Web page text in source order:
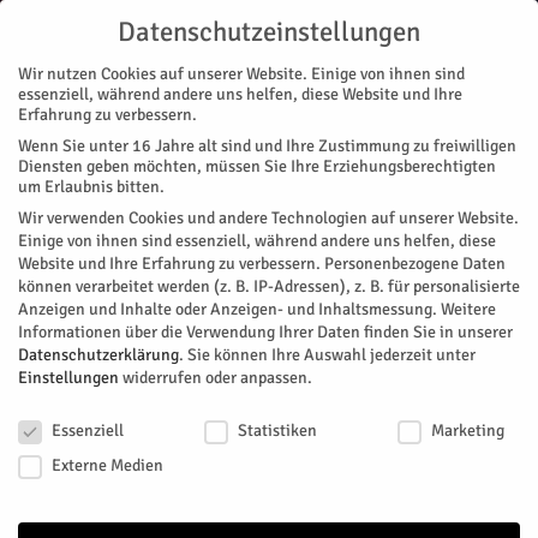
Start Magazin Geschichte/n #2021JLID
MAGAZIN GESCHICHTE/N
#2021JLID
In den „neuen“ preußischen Städten Jülich und Opladen
entwickelten sich im 19. Jahrhundert prosperierende jüdische
Gemeinden. Sie prägten die städtische Entwicklung mit und
fanden durch den Holocaust ihr grausames Ende.
VonGuido von Büren März 16, 2021 163
Facebook
Datenschutzeinstellungen
Wir nutzen Cookies auf unserer Website. Einige von ihnen sind
essenziell, während andere uns helfen, diese Website und Ihre
Erfahrung zu verbessern.
Wenn Sie unter 16 Jahre alt sind und Ihre Zustimmung zu freiwilligen
Diensten geben möchten, müssen Sie Ihre Erziehungsberechtigten
um Erlaubnis bitten.
Wir verwenden Cookies und andere Technologien auf unserer Website.
Einige von ihnen sind essenziell, während andere uns helfen, diese
Website und Ihre Erfahrung zu verbessern. Personenbezogene Daten
können verarbeitet werden (z. B. IP-Adressen), z. B. für personalisierte
Anzeigen und Inhalte oder Anzeigen- und Inhaltsmessung. Weitere
Informationen über die Verwendung Ihrer Daten finden Sie in unserer
Datenschutzerklärung. Sie können Ihre Auswahl jederzeit unter
Einstellungen widerrufen oder anpassen.
Essenziell
Statistiken
Marketing
Externe Medien